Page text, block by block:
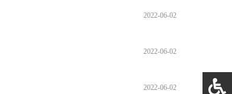
2022-06-02
2022-06-02
2022-06-02